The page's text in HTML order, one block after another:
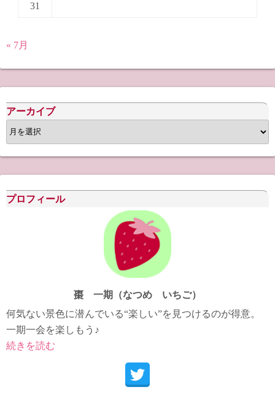
31
« 7月
アーカイブ
ア
ー
カ
イ
ブ
プロフィール
棗 一期（なつめ いちご）
何気ない景色に潜んでいる“楽しい”を見つけるのが得意。
一期一会を楽しもう♪
続きを読む